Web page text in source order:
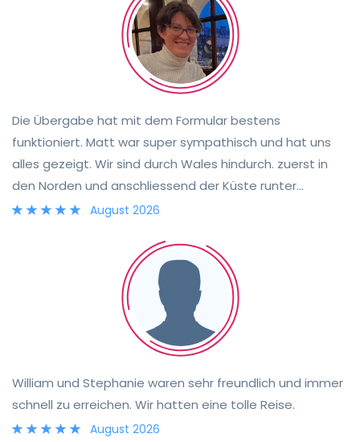
der RFID-Karte und der Electroverse-App war das
Aufladen überhaupt kein Problem. Für vier Personen
würde ich allerdings ein größeres Wohnmobil
empfehlen. Wir verbrachten die meiste Zeit auf
Campingplätzen des UK Camping and Caravanning
Club, aber es gibt auch viele andere Plätze und gute
kostenlose Parkmöglichkeiten. Die Kommunikation und
der Service verdienen 5 von 5 Sternen – freundlich,
professionell und zuvorkommend. Insgesamt eine tolle
Erfahrung :)
Die Übergabe hat mit dem Formular bestens
funktioniert. Matt war super sympathisch und hat uns
alles gezeigt. Wir sind durch Wales hindurch. zuerst in
den Norden und anschliessend der Küste runter
Richtung Süden. Wir haben uns super wohl gefühlt. Das
Küche ist gut ausgestattet. Was super war, war die
Kaffeemaschine sowie das Abwaschbecken. Wir können
Taylor nur weiterempfehlen.
August 2026
William und Stephanie waren sehr freundlich und immer
schnell zu erreichen. Wir hatten eine tolle Reise.
August 2026